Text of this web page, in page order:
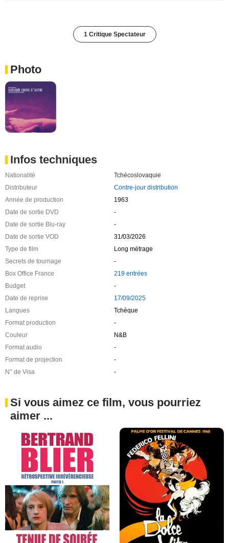
1 Critique Spectateur
Photo
Infos techniques
Nationalité
Tchécoslovaquie
Distributeur
Contre-jour distribution
Année de production
1963
Date de sortie DVD
-
Date de sortie Blu-ray
-
Date de sortie VOD
31/03/2026
Type de film
Long métrage
Secrets de tournage
-
Box Office France
219 entrées
Budget
-
Date de reprise
17/09/2025
Langues
Tchèque
Format production
-
Couleur
N&B
Format audio
-
Format de projection
-
N° de Visa
-
Si vous aimez ce film, vous pourriez
aimer ...